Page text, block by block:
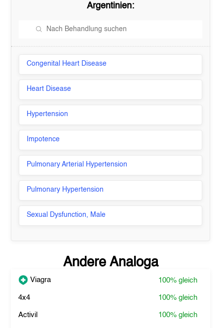
Argentinien:
Congenital Heart Disease
Heart Disease
Hypertension
Impotence
Pulmonary Arterial Hypertension
Pulmonary Hypertension
Sexual Dysfunction, Male
Andere Analoga
Viagra 100% gleich
4x4 100% gleich
Activil 100% gleich